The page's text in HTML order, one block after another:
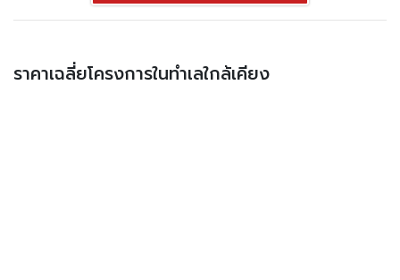
ราคาเฉลี่ยโครงการในทำเลใกล้เคียง